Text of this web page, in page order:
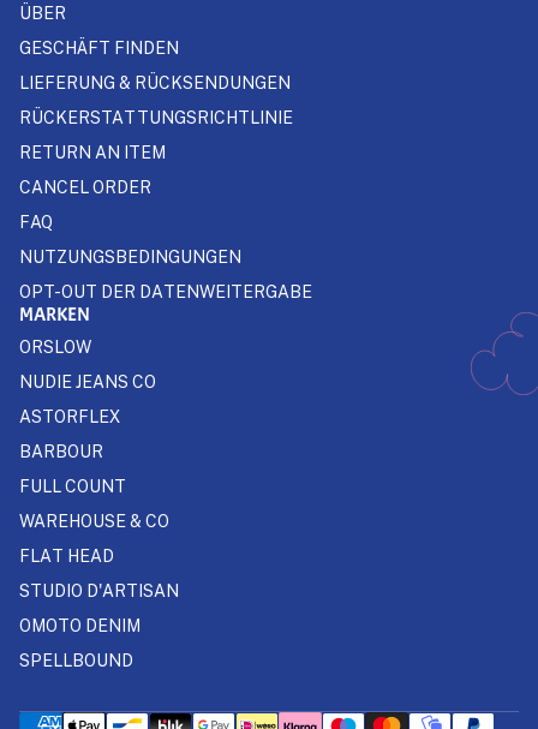
ÜBER
GESCHÄFT FINDEN
LIEFERUNG & RÜCKSENDUNGEN
RÜCKERSTATTUNGSRICHTLINIE
RETURN AN ITEM
CANCEL ORDER
FAQ
NUTZUNGSBEDINGUNGEN
OPT-OUT DER DATENWEITERGABE
MARKEN
ORSLOW
NUDIE JEANS CO
ASTORFLEX
BARBOUR
FULL COUNT
WAREHOUSE & CO
FLAT HEAD
STUDIO D'ARTISAN
OMOTO DENIM
SPELLBOUND